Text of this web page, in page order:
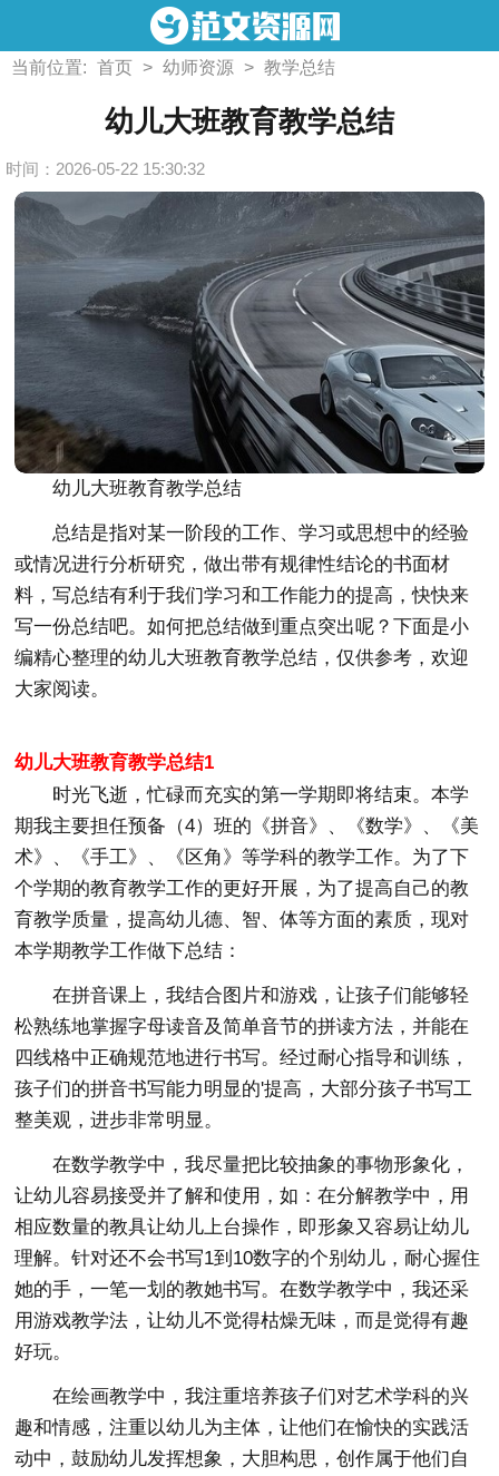
当前位置: 首页 > 幼师资源 > 教学总结
幼儿大班教育教学总结
时间：2026-05-22 15:30:32
幼儿大班教育教学总结
总结是指对某一阶段的工作、学习或思想中的经验
或情况进行分析研究，做出带有规律性结论的书面材
料，写总结有利于我们学习和工作能力的提高，快快来
写一份总结吧。如何把总结做到重点突出呢？下面是小
编精心整理的幼儿大班教育教学总结，仅供参考，欢迎
大家阅读。
幼儿大班教育教学总结1
时光飞逝，忙碌而充实的第一学期即将结束。本学
期我主要担任预备（4）班的《拼音》、《数学》、《美
术》、《手工》、《区角》等学科的教学工作。为了下
个学期的教育教学工作的更好开展，为了提高自己的教
育教学质量，提高幼儿德、智、体等方面的素质，现对
本学期教学工作做下总结：
在拼音课上，我结合图片和游戏，让孩子们能够轻
松熟练地掌握字母读音及简单音节的拼读方法，并能在
四线格中正确规范地进行书写。经过耐心指导和训练，
孩子们的拼音书写能力明显的'提高，大部分孩子书写工
整美观，进步非常明显。
在数学教学中，我尽量把比较抽象的事物形象化，
让幼儿容易接受并了解和使用，如：在分解教学中，用
相应数量的教具让幼儿上台操作，即形象又容易让幼儿
理解。针对还不会书写1到10数字的个别幼儿，耐心握住
她的手，一笔一划的教她书写。在数学教学中，我还采
用游戏教学法，让幼儿不觉得枯燥无味，而是觉得有趣
好玩。
在绘画教学中，我注重培养孩子们对艺术学科的兴
趣和情感，注重以幼儿为主体，让他们在愉快的实践活
动中，鼓励幼儿发挥想象，大胆构思，创作属于他们自